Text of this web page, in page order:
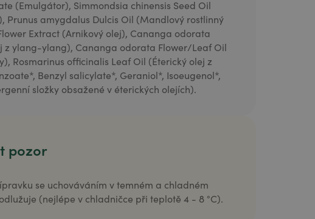
(Emulgátor), Simmondsia chinensis Seed Oil
Prunus amygdalus Dulcis Oil (Mandlový rostlinný
Extract (Arnikový olej), Cananga odorata
z ylang-ylang), Cananga odorata Flower/Leaf Oil
Rosmarinus officinalis Leaf Oil (Éterický olej z
Benzyl salicylate*, Geraniol*, Isoeugenol*,
složky obsažené v éterických olejích).
pozor
se uchováváním v temném a chladném
(nejlépe v chladničce při teplotě 4 - 8 °C).